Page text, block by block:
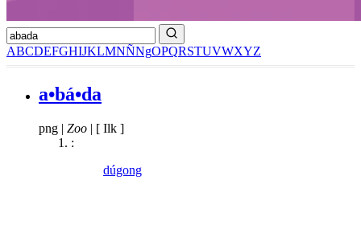
ABCDEFGHIJKLMNÑNgOPQRSTUVWXYZ
a•bá•da
png | Zoo | [ Ilk ]
:
dúgong